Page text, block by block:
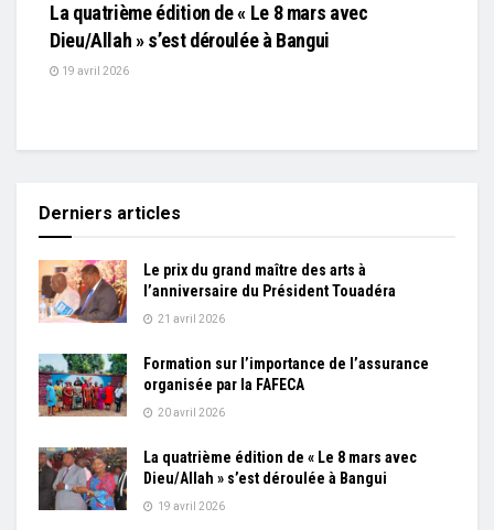
La quatrième édition de « Le 8 mars avec
Dieu/Allah » s’est déroulée à Bangui
19 avril 2026
Derniers articles
Le prix du grand maître des arts à
l’anniversaire du Président Touadéra
21 avril 2026
Formation sur l’importance de l’assurance
organisée par la FAFECA
20 avril 2026
La quatrième édition de « Le 8 mars avec
Dieu/Allah » s’est déroulée à Bangui
19 avril 2026